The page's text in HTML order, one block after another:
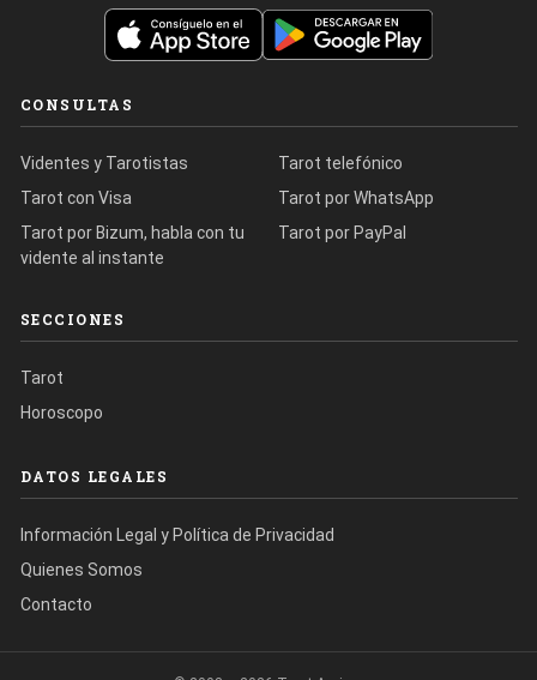
CONSULTAS
Videntes y Tarotistas
Tarot con Visa
Tarot por Bizum, habla con tu
vidente al instante
Tarot telefónico
Tarot por WhatsApp
Tarot por PayPal
SECCIONES
Tarot
Horoscopo
DATOS LEGALES
Información Legal y Política de Privacidad
Quienes Somos
Contacto